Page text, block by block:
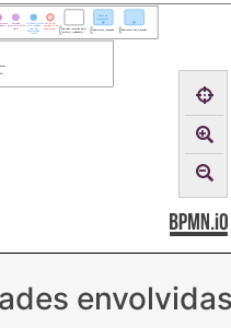
Fim de um
caminho ou do
subprocesso
A próxima tarefa
será realizada
após um
determinado
tempo
Entrada
decorrente de um
ajuste
subprocesso
Descrição resumida da(s)
tarefa(s) realizada(s)
Subprocesso mapeado Subprocesso não mapeado